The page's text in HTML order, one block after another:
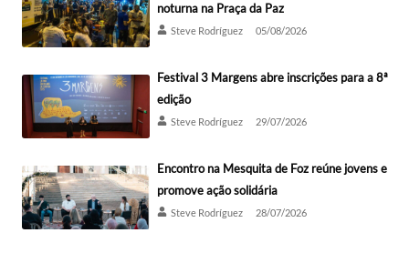
noturna na Praça da Paz
Steve Rodríguez 05/08/2026
Festival 3 Margens abre inscrições para a 8ª
edição
Steve Rodríguez 29/07/2026
Encontro na Mesquita de Foz reúne jovens e
promove ação solidária
Steve Rodríguez 28/07/2026